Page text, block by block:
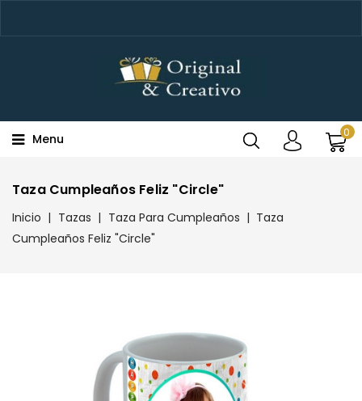
0
Menu
Taza Cumpleaños Feliz "Circle"
Inicio Tazas Taza Para Cumpleaños
Taza
Cumpleaños Feliz "Circle"